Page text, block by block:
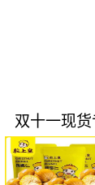
双十一现货